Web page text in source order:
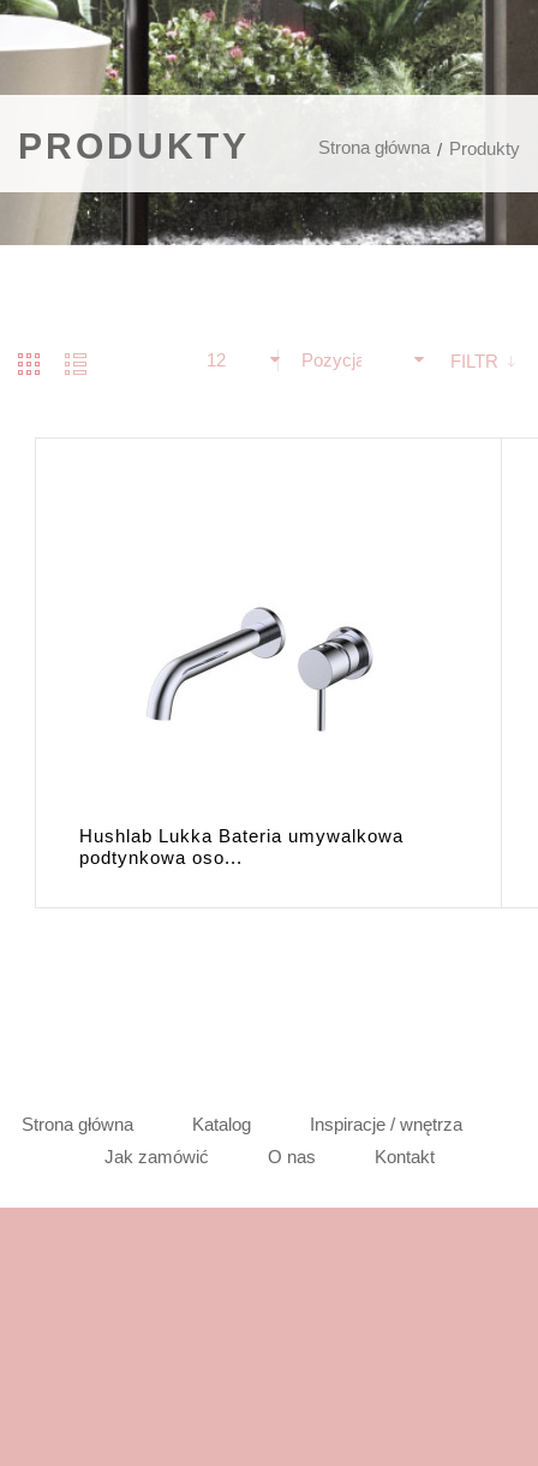
PRODUKTY Strona główna Produkty
Pozycja FILTR
12
Hushlab Lukka Bateria umywalkowa
podtynkowa oso...
Strona główna Katalog
Inspiracje / wnętrza
Jak zamówić
O nas Kontakt